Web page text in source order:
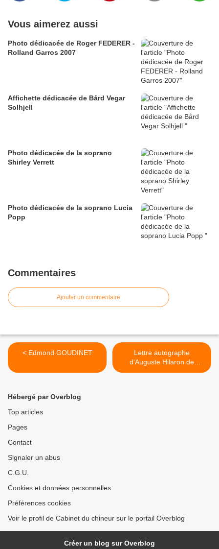
Vous aimerez aussi
Photo dédicacée de Roger FEDERER -
Rolland Garros 2007
Affichette dédicacée de Bård Vegar
Solhjell
Photo dédicacée de la soprano
Shirley Verrett
Photo dédicacée de la soprano Lucia
Popp
Commentaires
Ajouter un commentaire
< Edmond GOUDINET
Lettre autographe
d'Auguste Hilaron de
KERATRY >
Hébergé par Overblog
Top articles
Pages
Contact
Signaler un abus
C.G.U.
Cookies et données personnelles
Préférences cookies
Voir le profil de Cabinet du chineur sur le portail Overblog
Créer un blog sur Overblog